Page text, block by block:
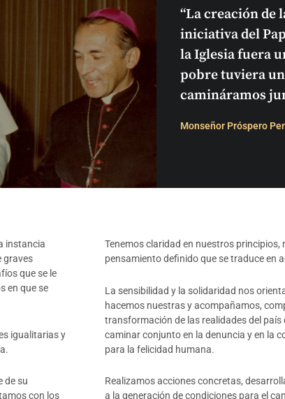
“La creación de
iniciativa del
la Iglesia fuera
pobre tuviera
camináramos
Monseñor Próspero
instancia
graves
que se le
en que se
igualitarias y
de su
con los
Tenemos claridad en nuestros
pensamiento definido que se traduce en
La sensibilidad y la solidaridad nos
hacemos nuestras y acompañamos,
transformación de las realidades del
caminar conjunto en la denuncia y en la
para la felicidad humana.
Realizamos acciones concretas,
a la generación de condiciones para el